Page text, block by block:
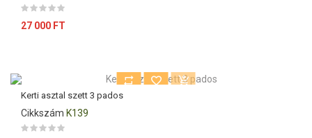
Ár
27 000 FT
Kerti asztal szett 3 pados
Cikkszám K139